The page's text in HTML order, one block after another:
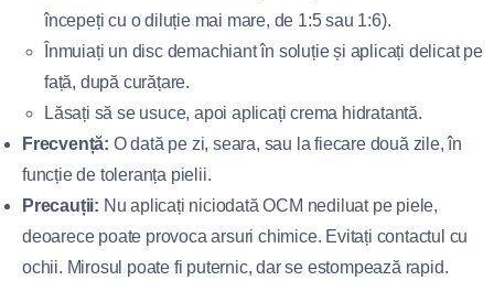
începeți cu o diluție mai mare, de 1:5 sau 1:6).
Înmuiați un disc demachiant în soluție și aplicați delicat pe
față, după curățare.
Lăsați să se usuce, apoi aplicați crema hidratantă.
Frecvență: O dată pe zi, seara, sau la fiecare două zile, în
funcție de toleranța pielii.
Precauții: Nu aplicați niciodată OCM nediluat pe piele,
deoarece poate provoca arsuri chimice. Evitați contactul cu
ochii. Mirosul poate fi puternic, dar se estompează rapid.